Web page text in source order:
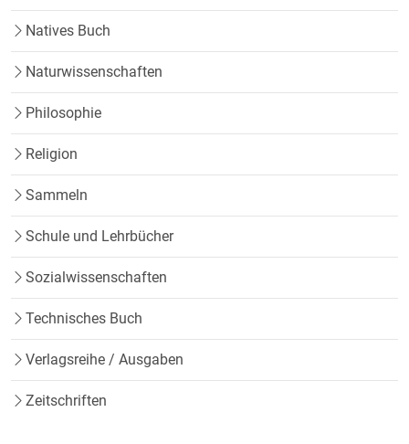
Natives Buch
Naturwissenschaften
Philosophie
Religion
Sammeln
Schule und Lehrbücher
Sozialwissenschaften
Technisches Buch
Verlagsreihe / Ausgaben
Zeitschriften